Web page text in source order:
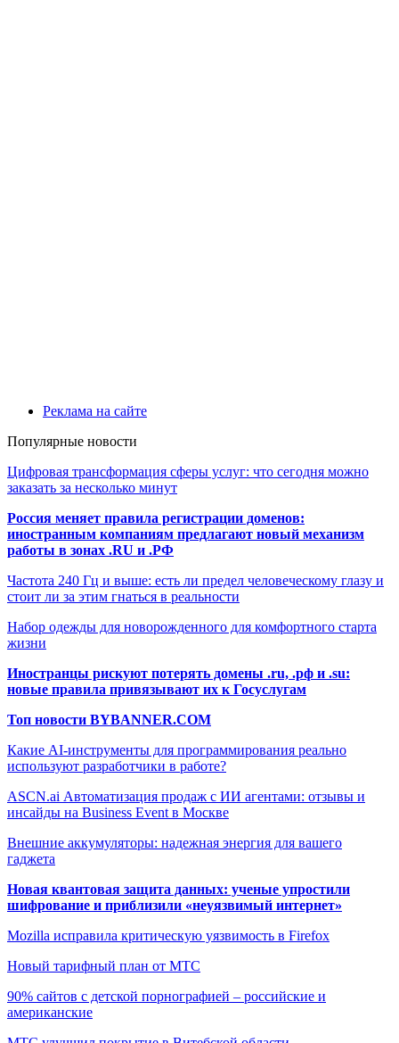
Реклама на сайте
Популярные новости
Цифровая трансформация сферы услуг: что сегодня можно
заказать за несколько минут
Россия меняет правила регистрации доменов:
иностранным компаниям предлагают новый механизм
работы в зонах .RU и .РФ
Частота 240 Гц и выше: есть ли предел человеческому глазу и
стоит ли за этим гнаться в реальности
Набор одежды для новорожденного для комфортного старта
жизни
Иностранцы рискуют потерять домены .ru, .рф и .su:
новые правила привязывают их к Госуслугам
Топ новости BYBANNER.COM
Какие AI-инструменты для программирования реально
используют разработчики в работе?
ASCN.ai Автоматизация продаж с ИИ агентами: отзывы и
инсайды на Business Event в Москве
Внешние аккумуляторы: надежная энергия для вашего
гаджета
Новая квантовая защита данных: ученые упростили
шифрование и приблизили «неуязвимый интернет»
Mozilla исправила критическую уязвимость в Firefox
Новый тарифный план от МТС
90% сайтов с детской порнографией – российские и
американские